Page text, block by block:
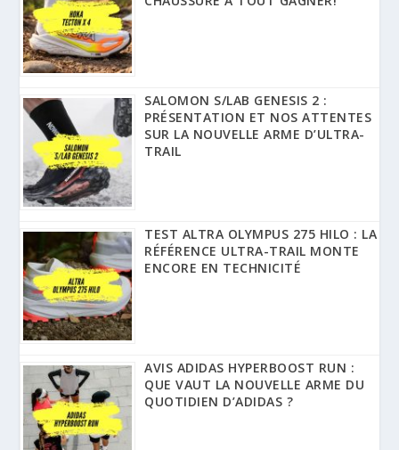
SALOMON S/LAB GENESIS 2 :
PRÉSENTATION ET NOS ATTENTES
SUR LA NOUVELLE ARME D’ULTRA-
TRAIL
TEST ALTRA OLYMPUS 275 HILO : LA
RÉFÉRENCE ULTRA-TRAIL MONTE
ENCORE EN TECHNICITÉ
AVIS ADIDAS HYPERBOOST RUN :
QUE VAUT LA NOUVELLE ARME DU
QUOTIDIEN D’ADIDAS ?